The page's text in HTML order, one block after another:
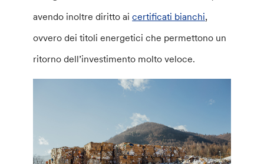
avendo inoltre diritto aicertificati bianchi,
ovvero dei titoli energetici che permettono un
ritorno dell’investimento molto veloce.